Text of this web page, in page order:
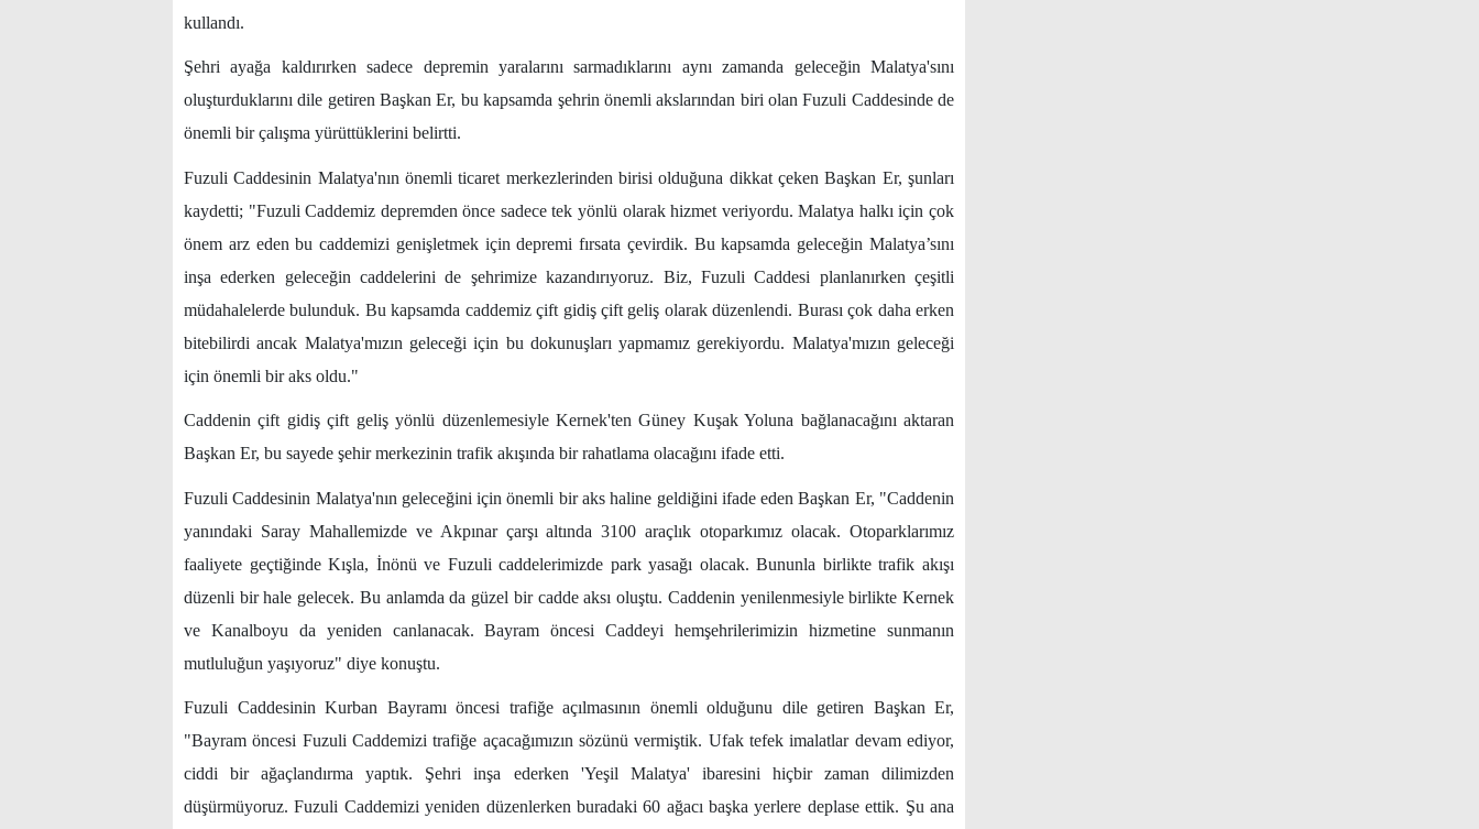
kullandı.
Şehri ayağa kaldırırken sadece depremin yaralarını sarmadıklarını aynı zamanda geleceğin Malatya'sını
oluşturduklarını dile getiren Başkan Er, bu kapsamda şehrin önemli akslarından biri olan Fuzuli Caddesinde de
önemli bir çalışma yürüttüklerini belirtti.
Fuzuli Caddesinin Malatya'nın önemli ticaret merkezlerinden birisi olduğuna dikkat çeken Başkan Er, şunları
kaydetti; "Fuzuli Caddemiz depremden önce sadece tek yönlü olarak hizmet veriyordu. Malatya halkı için çok
önem arz eden bu caddemizi genişletmek için depremi fırsata çevirdik. Bu kapsamda geleceğin Malatya’sını
inşa ederken geleceğin caddelerini de şehrimize kazandırıyoruz. Biz, Fuzuli Caddesi planlanırken çeşitli
müdahalelerde bulunduk. Bu kapsamda caddemiz çift gidiş çift geliş olarak düzenlendi. Burası çok daha erken
bitebilirdi ancak Malatya'mızın geleceği için bu dokunuşları yapmamız gerekiyordu. Malatya'mızın geleceği
için önemli bir aks oldu."
Caddenin çift gidiş çift geliş yönlü düzenlemesiyle Kernek'ten Güney Kuşak Yoluna bağlanacağını aktaran
Başkan Er, bu sayede şehir merkezinin trafik akışında bir rahatlama olacağını ifade etti.
Fuzuli Caddesinin Malatya'nın geleceğini için önemli bir aks haline geldiğini ifade eden Başkan Er, "Caddenin
yanındaki Saray Mahallemizde ve Akpınar çarşı altında 3100 araçlık otoparkımız olacak. Otoparklarımız
faaliyete geçtiğinde Kışla, İnönü ve Fuzuli caddelerimizde park yasağı olacak. Bununla birlikte trafik akışı
düzenli bir hale gelecek. Bu anlamda da güzel bir cadde aksı oluştu. Caddenin yenilenmesiyle birlikte Kernek
ve Kanalboyu da yeniden canlanacak. Bayram öncesi Caddeyi hemşehrilerimizin hizmetine sunmanın
mutluluğun yaşıyoruz" diye konuştu.
Fuzuli Caddesinin Kurban Bayramı öncesi trafiğe açılmasının önemli olduğunu dile getiren Başkan Er,
"Bayram öncesi Fuzuli Caddemizi trafiğe açacağımızın sözünü vermiştik. Ufak tefek imalatlar devam ediyor,
ciddi bir ağaçlandırma yaptık. Şehri inşa ederken 'Yeşil Malatya' ibaresini hiçbir zaman dilimizden
düşürmüyoruz. Fuzuli Caddemizi yeniden düzenlerken buradaki 60 ağacı başka yerlere deplase ettik. Şu ana